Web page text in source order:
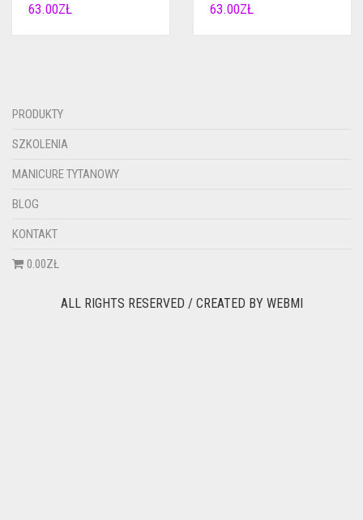
63.00ZŁ 63.00ZŁ
PRODUKTY
SZKOLENIA
MANICURE TYTANOWY
BLOG
KONTAKT
0.00ZŁ
ALL RIGHTS RESERVED / CREATED BY WEBMI